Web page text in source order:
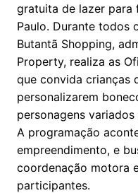
gratuita de lazer para
Paulo. Durante todos
Butantã Shopping,
Property, realiza as
que convida crianças
personalizarem
personagens
A programação
empreendimento, e
coordenação motora
participantes.